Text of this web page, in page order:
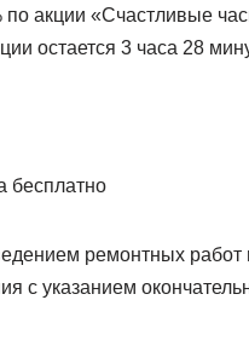
по акции «Счастливые
остается 3 часа 28
бесплатно
ремонтных работ
с указанием